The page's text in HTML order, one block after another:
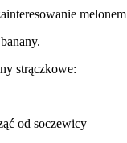
melonem
strączkowe:
od soczewicy